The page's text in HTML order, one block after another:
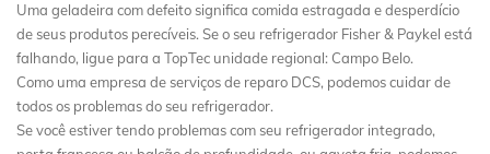
Uma geladeira com defeito significa comida estragada e desperdício
de seus produtos perecíveis. Se o seu refrigerador Fisher & Paykel está
falhando, ligue para a TopTec unidade regional: Campo Belo.
Como uma empresa de serviços de reparo DCS, podemos cuidar de
todos os problemas do seu refrigerador.
Se você estiver tendo problemas com seu refrigerador integrado,